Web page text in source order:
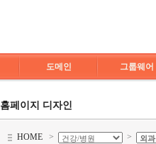
도메인 그룹웨어
홈페이지 디자인
HOME > >